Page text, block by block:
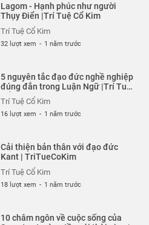
Lagom - Hạnh phúc như người
Thụy Điển |Trí Tuệ Cổ Kim
Trí Tuệ Cổ Kim
32 lượt xem - 1 năm trước
5 nguyên tắc đạo đức nghề nghiệp
đúng đắn trong Luận Ngữ |Trí Tuệ
Cổ Kim
Trí Tuệ Cổ Kim
16 lượt xem - 1 năm trước
Cải thiện bản thân với đạo đức
Kant | TriTueCoKim
Trí Tuệ Cổ Kim
18 lượt xem - 1 năm trước
10 châm ngôn về cuộc sống của